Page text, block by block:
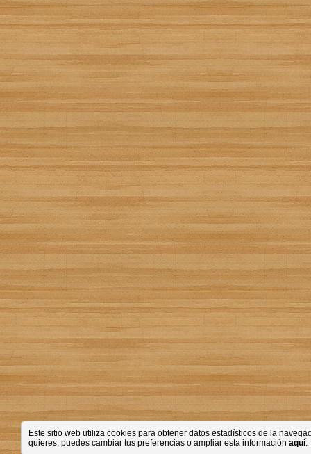
Este sitio web utiliza cookies para obtener datos estadísticos de la
quieres, puedes cambiar tus preferencias o ampliar esta información aquí.